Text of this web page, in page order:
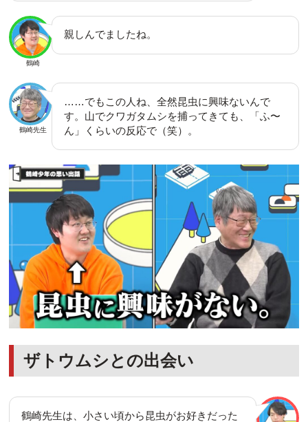
鶴崎
親しんでましたね。
鶴崎先生
……でもこの人ね、全然昆虫に興味ないんで
す。山でクワガタムシを捕ってきても、「ふ〜
ん」くらいの反応で（笑）。
ザトウムシとの出会い
鶴崎先生は、小さい頃から昆虫がお好きだった